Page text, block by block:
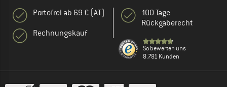
Portofrei ab 69 € (AT)
Rechnungskauf
100 Tage
Rückgaberecht
So bewerten uns
8.781 Kunden